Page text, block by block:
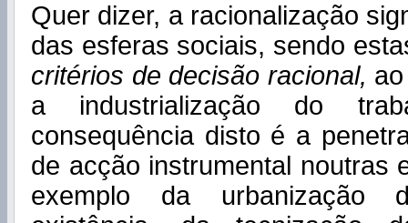
Quer dizer, a racionalização
das esferas sociais, sendo
critérios de decisão racional,
a industrialização do
consequência disto é a
de acção instrumental noutras
exemplo da urbanização